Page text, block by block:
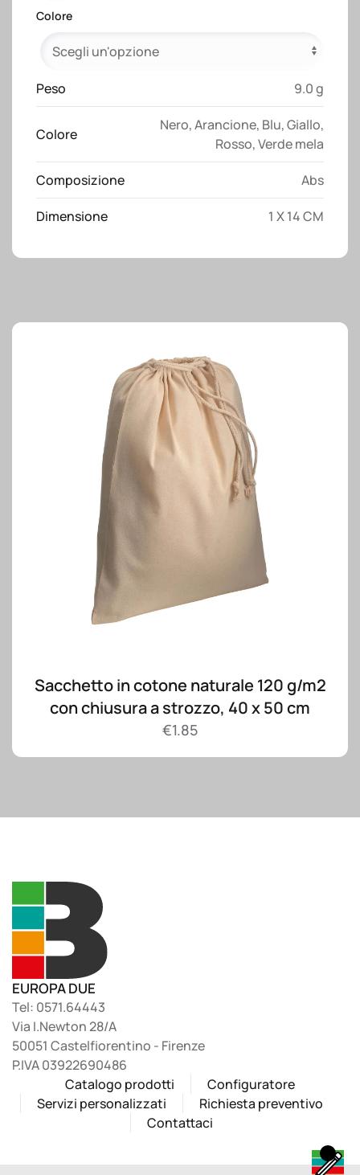
scatto
plastica
fusto
bianco,
impugatura
gommata
e
colorata
quantità
Colore
Peso 9.0 g
Colore
Nero,Arancione, Blu,Giallo,
Rosso,Verde mela
Composizione Abs
Dimensione 1 X 14 CM
Sacchetto in cotone naturale 120 g/m2
con chiusura a strozzo, 40 x 50 cm
€1.85
EUROPA DUE
Tel: 0571.64443
Via I.Newton 28/A
50051 Castelfiorentino - Firenze
P.IVA 03922690486
Catalogo prodotti
Configuratore
Servizi personalizzati
Richiesta preventivo
Contattaci